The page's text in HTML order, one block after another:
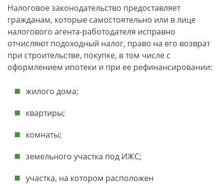
Налоговое законодательство предоставляет
гражданам, которые самостоятельно или в лице
налогового агента-работодателя исправно
отчисляют подоходный налог, право на его возврат
при строительстве, покупке, в том числе с
оформлением ипотеки и при ее рефинансировании:
жилого дома;
квартиры;
комнаты;
земельного участка под ИЖС;
участка, на котором расположен